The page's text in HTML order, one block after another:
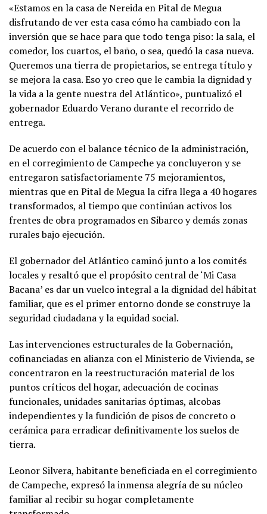
«Estamos en la casa de Nereida en Pital de Megua
disfrutando de ver esta casa cómo ha cambiado con la
inversión que se hace para que todo tenga piso: la sala, el
comedor, los cuartos, el baño, o sea, quedó la casa nueva.
Queremos una tierra de propietarios, se entrega título y
se mejora la casa. Eso yo creo que le cambia la dignidad y
la vida a la gente nuestra del Atlántico», puntualizó el
gobernador Eduardo Verano durante el recorrido de
entrega.
De acuerdo con el balance técnico de la administración,
en el corregimiento de Campeche ya concluyeron y se
entregaron satisfactoriamente 75 mejoramientos,
mientras que en Pital de Megua la cifra llega a 40 hogares
transformados, al tiempo que continúan activos los
frentes de obra programados en Sibarco y demás zonas
rurales bajo ejecución.
El gobernador del Atlántico caminó junto a los comités
locales y resaltó que el propósito central de ‘Mi Casa
Bacana’ es dar un vuelco integral a la dignidad del hábitat
familiar, que es el primer entorno donde se construye la
seguridad ciudadana y la equidad social.
Las intervenciones estructurales de la Gobernación,
cofinanciadas en alianza con el Ministerio de Vivienda, se
concentraron en la reestructuración material de los
puntos críticos del hogar, adecuación de cocinas
funcionales, unidades sanitarias óptimas, alcobas
independientes y la fundición de pisos de concreto o
cerámica para erradicar definitivamente los suelos de
tierra.
Leonor Silvera, habitante beneficiada en el corregimiento
de Campeche, expresó la inmensa alegría de su núcleo
familiar al recibir su hogar completamente